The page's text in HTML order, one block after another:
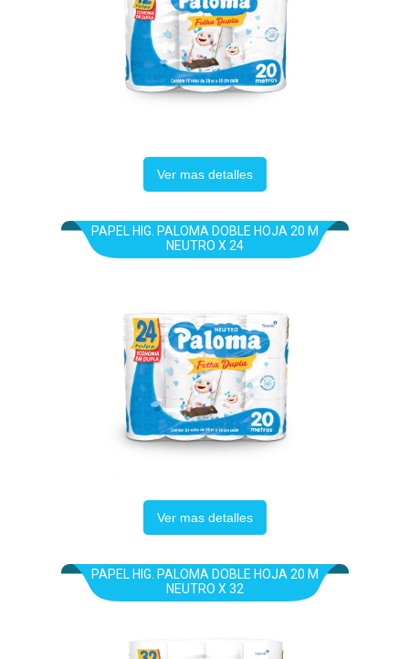
Ver mas detalles
PAPEL HIG. PALOMA DOBLE HOJA 20 M
NEUTRO X 24
Ver mas detalles
PAPEL HIG. PALOMA DOBLE HOJA 20 M
NEUTRO X 32